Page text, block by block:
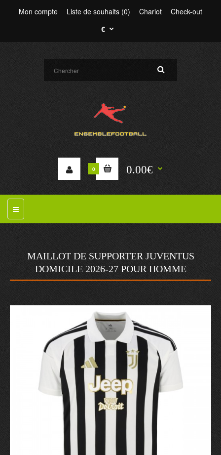
Mon compte Liste de souhaits (0) Chariot
Check-out
€
0 0.00€
MAILLOT DE SUPPORTER JUVENTUS
DOMICILE 2026-27 POUR HOMME